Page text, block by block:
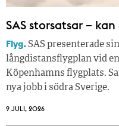
SAS storsatsar –
Flyg.SAS presenterade
långdistansflygplan vid
Köpenhamns flygplats.
nya jobb i södra Sverige.
9 JULI, 2026